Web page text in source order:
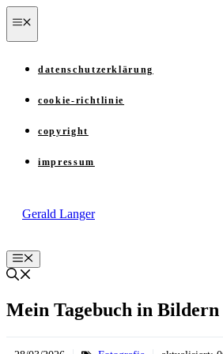
Zum
Inhalt
springen
datenschutzerklärung
cookie-richtlinie
copyright
impressum
Gerald Langer
Menü
Mein Tagebuch in Bildern